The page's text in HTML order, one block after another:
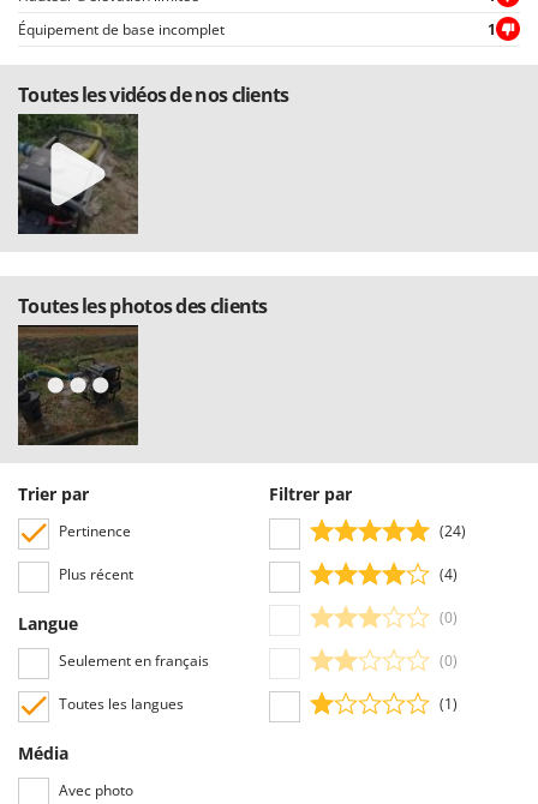
Worx
Y
Z
Zanon
Zephir
ZGrills
Zodiac
Zomax
Équipement de base incomplet
1
Toutes les vidéos de nos clients
Toutes les photos des clients
Trier par
Pertinence
Plus récent
Langue
Seulement en français
Toutes les langues
Média
Avec photo
Filtrer par
(24)
(4)
(0)
(0)
(1)